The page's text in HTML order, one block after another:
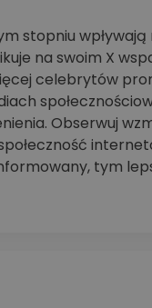
stopniu
na swoim X
celebrytów
Obserwuj
tym